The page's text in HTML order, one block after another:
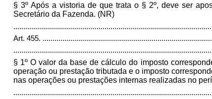
§ 3º Após a vistoria de que trata o § 2º, deve ser
Secretário da Fazenda. (NR)
Art. 455.
§ 1º O valor da base de cálculo do imposto
operação ou prestação tributada e o imposto
nas operações ou prestações internas realizadas no